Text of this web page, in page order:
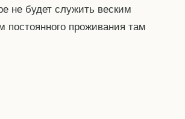
не будет служить веским
постоянного проживания там